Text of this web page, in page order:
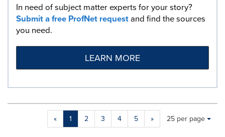
In need of subject matter experts for your story?
Submit a free ProfNet requestand find the sources
you need.
LEARN MORE
« 1 2 3 4 5 » Making
Items per page:
25 per page